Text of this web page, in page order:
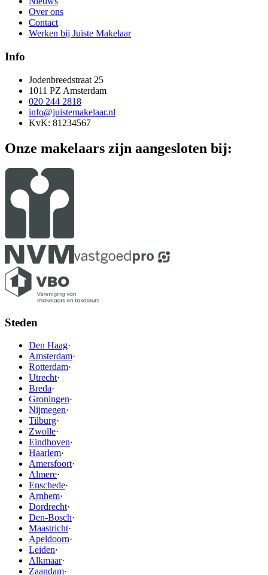
Over ons
Contact
Werken bij Juiste Makelaar
Info
Jodenbreedstraat 25
1011 PZ Amsterdam
020 244 2818
info@juistemakelaar.nl
KvK: 81234567
Onze makelaars zijn aangesloten bij:
Steden
Den Haag·
Amsterdam·
Rotterdam·
Utrecht·
Breda·
Groningen·
Nijmegen·
Tilburg·
Zwolle·
Eindhoven·
Haarlem·
Amersfoort·
Almere·
Enschede·
Arnhem·
Dordrecht·
Den-Bosch·
Maastricht·
Apeldoorn·
Leiden·
Alkmaar·
Zaandam·